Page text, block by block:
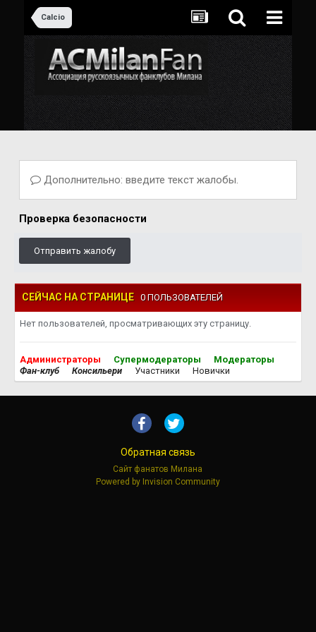
Calcio
Дополнительно: введите текст жалобы.
Проверка безопасности
Отправить жалобу
СЕЙЧАС НА СТРАНИЦЕ 0 ПОЛЬЗОВАТЕЛЕЙ
Нет пользователей, просматривающих эту страницу.
Администраторы Супермодераторы
Модераторы
Фан-клуб
Консильери Участники Новички
Обратная связь
Сайт фанатов Милана
Powered by Invision Community